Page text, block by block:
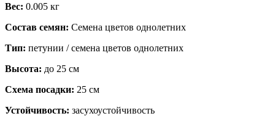
Вес: 0.005 кг
Состав семян: Семена цветов однолетних
Тип: петунии / семена цветов однолетних
Высота: до 25 см
Схема посадки: 25 см
Устойчивость: засухоустойчивость